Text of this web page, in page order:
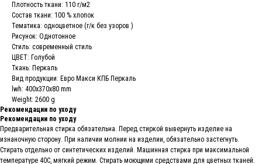
Плотность ткани: 110 г/м2
Состав ткани: 100 % хлопок
Тематика: одноцветное (г/к без узоров )
Рисунок: Однотонное
Стиль: современный стиль
ЦВЕТ: Голубой
Ткань: Перкаль
Вид продукции: Евро Макси КПБ Перкаль
lwh: 400x370x80 mm
Weight: 2600 g
Рекомендации по уходу
Рекомендации по уходу
Предварительная стирка обязательна. Перед стиркой вывернуть изделие на
изнаночную сторону. При наличии молнии на изделии, обязательно застегнуть.
Стирать отдельно от синтетических изделий. Машинная стирка при максимальной
температуре 40С, мягкий режим. Стирать моющими средствами для цветных тканей.